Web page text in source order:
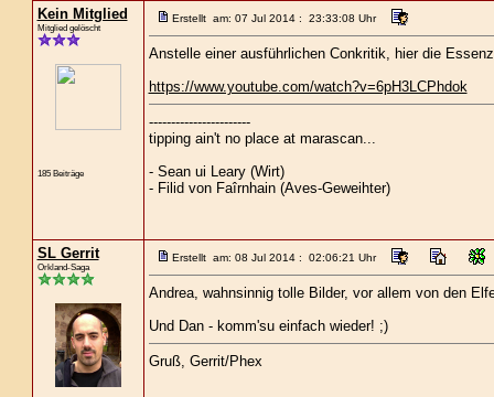
Kein Mitglied
Mitglied gelöscht
185 Beiträge
Erstellt am: 07 Jul 2014 : 23:33:08 Uhr
Anstelle einer ausführlichen Conkritik, hier die
https://www.youtube.com/watch?v=6pH3LCPhdok
-----------------------
tipping ain't no place at marascan...
- Sean ui Leary (Wirt)
- Filid von Faîrnhain (Aves-Geweihter)
SL Gerrit
Orkland-Saga
Erstellt am: 08 Jul 2014 : 02:06:21 Uhr
Andrea, wahnsinnig tolle Bilder, vor allem von den
Und Dan - komm'su einfach wieder! ;)
Gruß, Gerrit/Phex